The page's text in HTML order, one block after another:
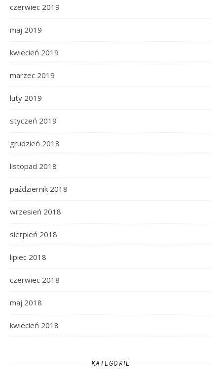
czerwiec 2019
maj 2019
kwiecień 2019
marzec 2019
luty 2019
styczeń 2019
grudzień 2018
listopad 2018
październik 2018
wrzesień 2018
sierpień 2018
lipiec 2018
czerwiec 2018
maj 2018
kwiecień 2018
KATEGORIE